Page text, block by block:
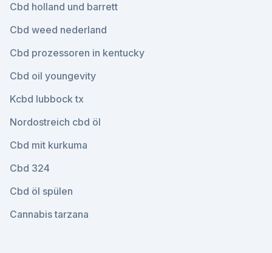
Cbd holland und barrett
Cbd weed nederland
Cbd prozessoren in kentucky
Cbd oil youngevity
Kcbd lubbock tx
Nordostreich cbd öl
Cbd mit kurkuma
Cbd 324
Cbd öl spülen
Cannabis tarzana